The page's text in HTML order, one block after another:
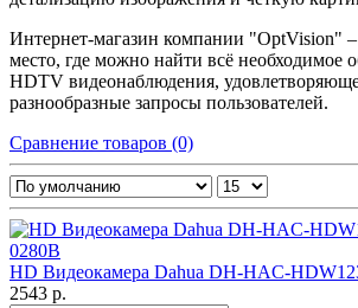
Интернет-магазин компании "OptVision"
место, где можно найти всё необходимое
HDTV видеонаблюдения,
разнообразные запросы пользователей.
Сравнение товаров (0)
HD Видеокамера Dahua DH-HAC-
2543 р.